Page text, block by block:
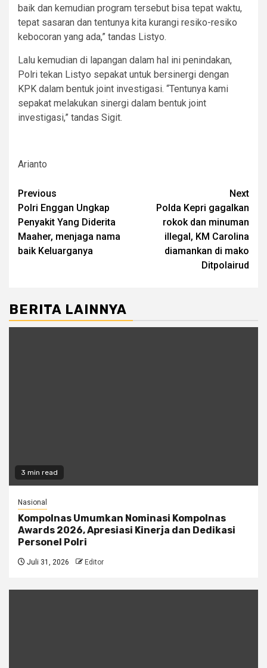
baik dan kemudian program tersebut bisa tepat waktu,
tepat sasaran dan tentunya kita kurangi resiko-resiko
kebocoran yang ada,” tandas Listyo.
Lalu kemudian di lapangan dalam hal ini penindakan,
Polri tekan Listyo sepakat untuk bersinergi dengan
KPK dalam bentuk joint investigasi. “Tentunya kami
sepakat melakukan sinergi dalam bentuk joint
investigasi,” tandas Sigit.
Arianto
Post
navigation
Previous
Polri Enggan Ungkap
Penyakit Yang Diderita
Maaher, menjaga nama
baik Keluarganya
Next
Polda Kepri gagalkan
rokok dan minuman
illegal, KM Carolina
diamankan di mako
Ditpolairud
BERITA LAINNYA
3 min read
Nasional
Kompolnas Umumkan Nominasi Kompolnas
Awards 2026, Apresiasi Kinerja dan Dedikasi
Personel Polri
Juli 31, 2026 Editor